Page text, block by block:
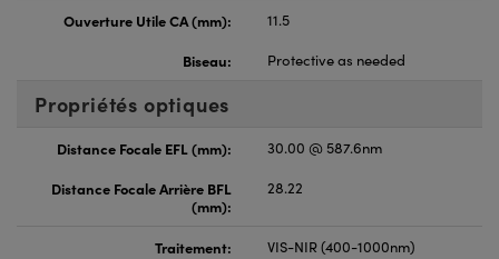
Ouverture Utile CA (mm):
11.5
Biseau:
Protective as needed
Propriétés optiques
Distance Focale EFL (mm):
30.00 @ 587.6nm
Distance Focale Arrière BFL
(mm):
28.22
Traitement:
VIS-NIR (400-1000nm)